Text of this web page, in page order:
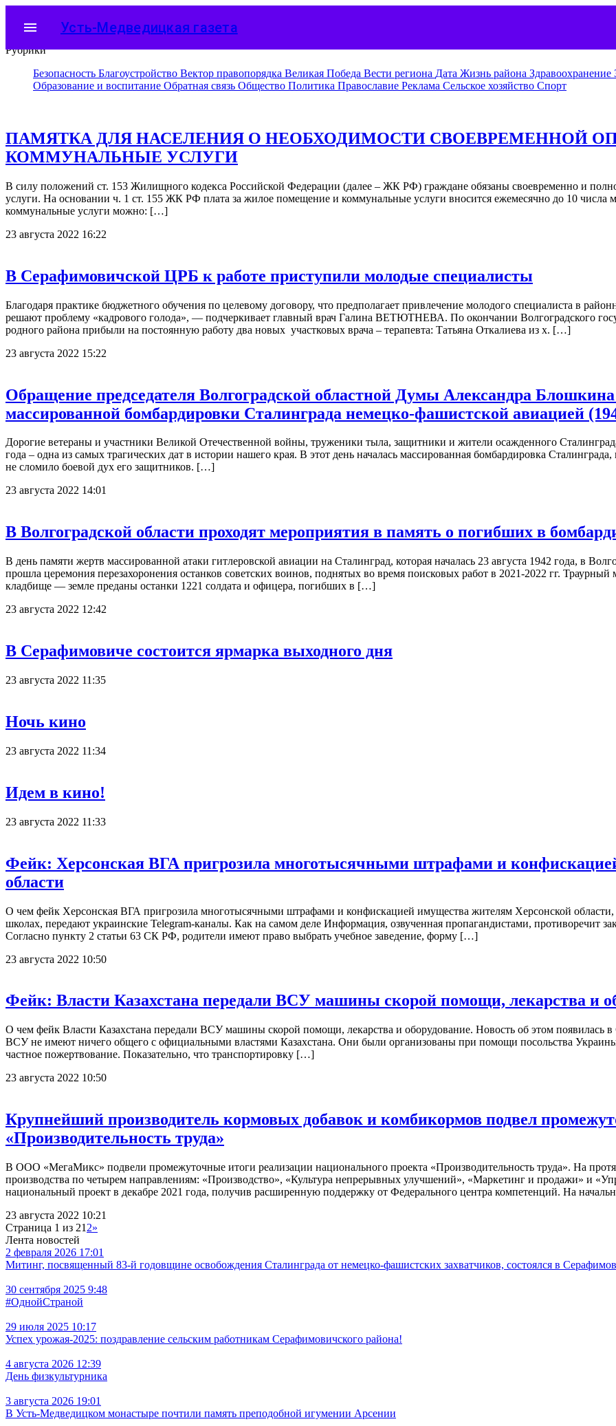
menu Усть-Медведицкая газета
Рубрики
Безопасность Благоустройство Вектор правопорядка Великая Победа Вести региона Дата Жизнь района Здравоохранение
Образование и воспитание Обратная связь Общество Политика Православие Реклама Сельское хозяйство Спорт
ПАМЯТКА ДЛЯ НАСЕЛЕНИЯ О НЕОБХОДИМОСТИ СВОЕВРЕМЕННОЙ
КОММУНАЛЬНЫЕ УСЛУГИ
В силу положений ст. 153 Жилищного кодекса Российской Федерации (далее – ЖК РФ) граждане обязаны своевременно и
услуги. На основании ч. 1 ст. 155 ЖК РФ плата за жилое помещение и коммунальные услуги вносится ежемесячно до 10
коммунальные услуги можно: […]
23 августа 2022 16:22
В Серафимовичской ЦРБ к работе приступили молодые специалисты
Благодаря практике бюджетного обучения по целевому договору, что предполагает привлечение молодого специалиста в
решают проблему «кадрового голода», — подчеркивает главный врач Галина ВЕТЮТНЕВА. По окончании Волгоградского
родного района прибыли на постоянную работу два новых участковых врача – терапевта: Татьяна Откалиева из х. […]
23 августа 2022 15:22
Обращение председателя Волгоградской областной Думы Александра
массированной бомбардировки Сталинграда немецко-фашистской авиацией
Дорогие ветераны и участники Великой Отечественной войны, труженики тыла, защитники и жители осажденного
года – одна из самых трагических дат в истории нашего края. В этот день началась массированная бомбардировка
не сломило боевой дух его защитников. […]
23 августа 2022 14:01
В Волгоградской области проходят мероприятия в память о погибших в
В день памяти жертв массированной атаки гитлеровской авиации на Сталинград, которая началась 23 августа 1942 года, в
прошла церемония перезахоронения останков советских воинов, поднятых во время поисковых работ в 2021-2022 гг.
кладбище — земле преданы останки 1221 солдата и офицера, погибших в […]
23 августа 2022 12:42
В Серафимовиче состоится ярмарка выходного дня
23 августа 2022 11:35
Ночь кино
23 августа 2022 11:34
Идем в кино!
23 августа 2022 11:33
Фейк: Херсонская ВГА пригрозила многотысячными штрафами и
области
О чем фейк Херсонская ВГА пригрозила многотысячными штрафами и конфискацией имущества жителям Херсонской области,
школах, передают украинские Telegram-каналы. Как на самом деле Информация, озвученная пропагандистами, противоречит
Согласно пункту 2 статьи 63 СК РФ, родители имеют право выбрать учебное заведение, форму […]
23 августа 2022 10:50
Фейк: Власти Казахстана передали ВСУ машины скорой помощи, лекарства и
О чем фейк Власти Казахстана передали ВСУ машины скорой помощи, лекарства и оборудование. Новость об этом
ВСУ не имеют ничего общего с официальными властями Казахстана. Они были организованы при помощи посольства Украины
частное пожертвование. Показательно, что транспортировку […]
23 августа 2022 10:50
Крупнейший производитель кормовых добавок и комбикормов подвел
«Производительность труда»
В ООО «МегаМикс» подвели промежуточные итоги реализации национального проекта «Производительность труда». На
производства по четырем направлениям: «Производство», «Культура непрерывных улучшений», «Маркетинг и продажи» и
национальный проект в декабре 2021 года, получив расширенную поддержку от Федерального центра компетенций. На
23 августа 2022 10:21
Страница 1 из 21 2»
Лента новостей
2 февраля 2026 17:01
Митинг, посвященный 83-й годовщине освобождения Сталинграда от немецко-фашистских захватчиков, состоялся в
30 сентября 2025 9:48
#ОднойСтраной
29 июля 2025 10:17
Успех урожая-2025: поздравление сельским работникам Серафимовичского района!
4 августа 2026 12:39
День физкультурника
3 августа 2026 19:01
В Усть‑Медведицком монастыре почтили память преподобной игумении Арсении